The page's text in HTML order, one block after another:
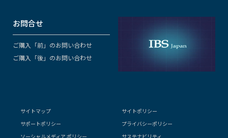
お問合せ
ご購入「前」のお問い合わせ
ご購入「後」のお問い合わせ
サイトマップ
サイトポリシー
サポートポリシー
プライバシーポリシー
ソーシャルメディア ポリシー
サステナビリティ